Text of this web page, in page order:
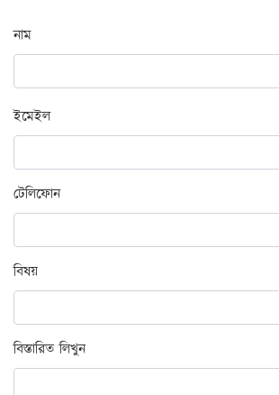
নাম
ইমেইল
টেলিফোন
বিষয়
বিস্তারিত লিখুন